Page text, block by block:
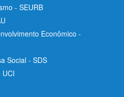
- SEURB
Econômico -
Social - SDS